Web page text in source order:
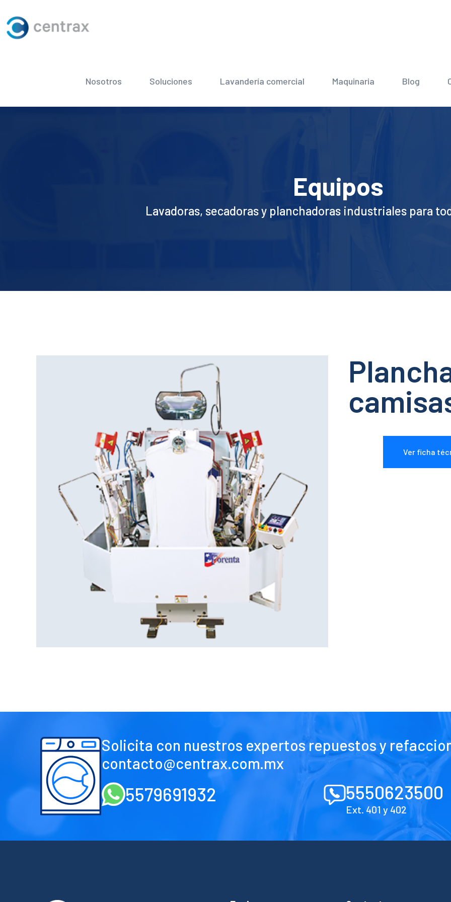
Nosotros Soluciones Lavandería comercial Maquinaria Blog
Equipos
Lavadoras, secadoras y planchadoras industriales para
Ver ficha
Solicita con nuestros expertos repuestos y
contacto@centrax.com.mx
5579691932 5550623500
Ext. 401 y 402